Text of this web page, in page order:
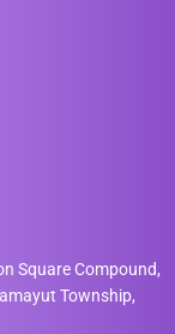
Square Compound,
Township,